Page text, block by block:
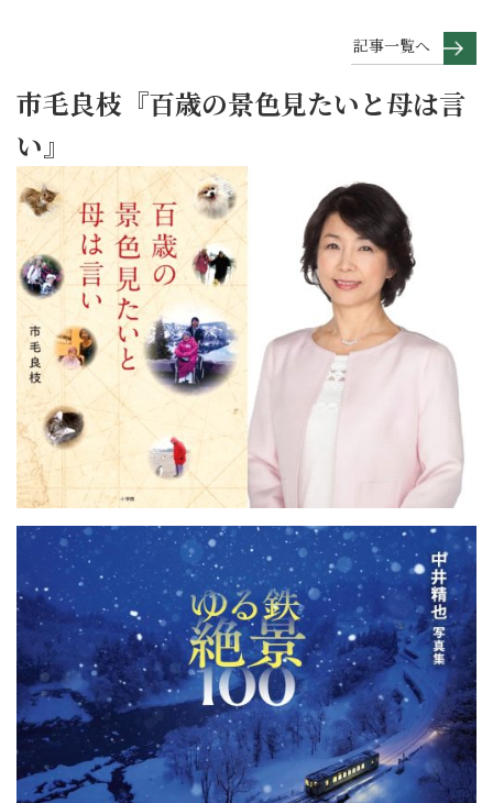
記事一覧へ
市毛良枝『百歳の景色見たいと母は言
い』